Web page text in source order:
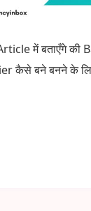
में बताएँगे की
कैसे बने बनने के